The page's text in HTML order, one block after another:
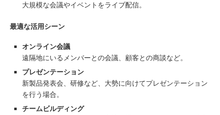
大規模な会議やイベントをライブ配信。
最適な活用シーン
オンライン会議
遠隔地にいるメンバーとの会議、顧客との商談など。
プレゼンテーション
新製品発表会、研修など、大勢に向けてプレゼンテーション
を行う場合。
チームビルディング